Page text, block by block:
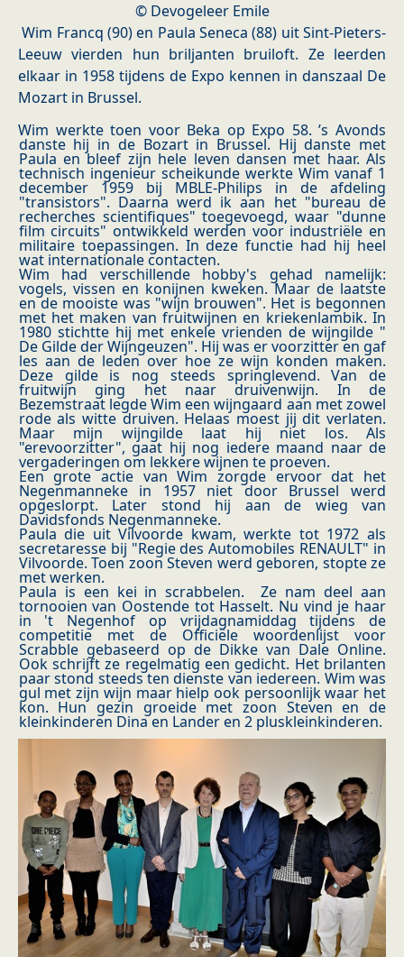
© Devogeleer Emile
Wim Francq (90) en Paula Seneca (88) uit Sint-Pieters-
Leeuw vierden hun briljanten bruiloft. Ze leerden
elkaar in 1958 tijdens de Expo kennen in danszaal De
Mozart in Brussel.
Wim werkte toen voor Beka op Expo 58. ’s Avonds
danste hij in de Bozart in Brussel. Hij danste met
Paula en bleef zijn hele leven dansen met haar. Als
technisch ingenieur scheikunde werkte Wim vanaf 1
december 1959 bij MBLE-Philips in de afdeling
"transistors". Daarna werd ik aan het "bureau de
recherches scientifiques" toegevoegd, waar "dunne
film circuits" ontwikkeld werden voor industriële en
militaire toepassingen. In deze functie had hij heel
wat internationale contacten.
Wim had verschillende hobby's gehad namelijk:
vogels, vissen en konijnen kweken. Maar de laatste
en de mooiste was "wijn brouwen". Het is begonnen
met het maken van fruitwijnen en kriekenlambik. In
1980 stichtte hij met enkele vrienden de wijngilde "
De Gilde der Wijngeuzen". Hij was er voorzitter en gaf
les aan de leden over hoe ze wijn konden maken.
Deze gilde is nog steeds springlevend. Van de
fruitwijn ging het naar druivenwijn. In de
Bezemstraat legde Wim een wijngaard aan met zowel
rode als witte druiven. Helaas moest jij dit verlaten.
Maar mijn wijngilde laat hij niet los. Als
"erevoorzitter", gaat hij nog iedere maand naar de
vergaderingen om lekkere wijnen te proeven.
Een grote actie van Wim zorgde ervoor dat het
Negenmanneke in 1957 niet door Brussel werd
opgeslorpt. Later stond hij aan de wieg van
Davidsfonds Negenmanneke.
Paula die uit Vilvoorde kwam, werkte tot 1972 als
secretaresse bij "Regie des Automobiles RENAULT" in
Vilvoorde. Toen zoon Steven werd geboren, stopte ze
met werken.
Paula is een kei in scrabbelen. Ze nam deel aan
tornooien van Oostende tot Hasselt. Nu vind je haar
in 't Negenhof op vrijdagnamiddag tijdens de
competitie met de Officiële woordenlijst voor
Scrabble gebaseerd op de Dikke van Dale Online.
Ook schrijft ze regelmatig een gedicht. Het brilanten
paar stond steeds ten dienste van iedereen. Wim was
gul met zijn wijn maar hielp ook persoonlijk waar het
kon. Hun gezin groeide met zoon Steven en de
kleinkinderen Dina en Lander en 2 pluskleinkinderen.